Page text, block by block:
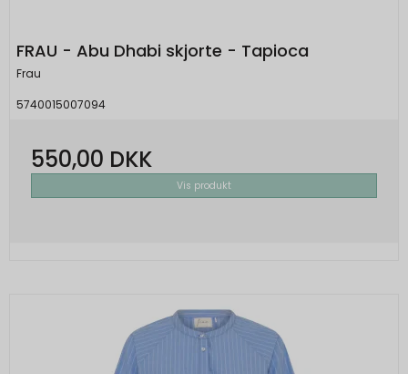
FRAU - Abu Dhabi skjorte - Tapioca
Frau
5740015007094
550,00 DKK
Vis produkt